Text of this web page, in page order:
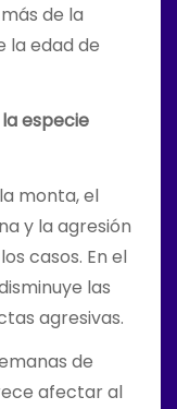
de la
la edad de
especie
monta, el
y la agresión
casos. En el
las
agresivas.
de
afectar al